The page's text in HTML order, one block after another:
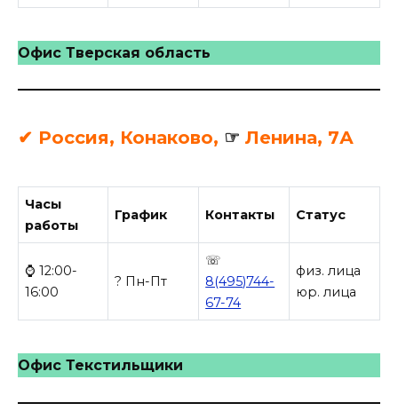
Офис Тверская область
✔ Россия, Конаково, ☞ Ленина, 7А
Часы
работы
График Контакты Статус
⌚ 12:00-
16:00
? Пн-Пт
☏
8(495)744-
67-74
физ. лица
юр. лица
Офис Текстильщики